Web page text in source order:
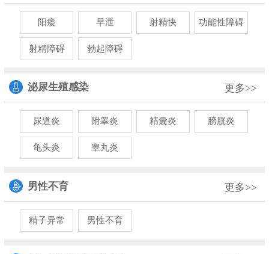
阳痿 早泄 射精快 功能性障碍
射精障碍 勃起障碍
泌尿生殖感染 更多>>
尿道炎 附睾炎 精囊炎 膀胱炎
龟头炎 睾丸炎
男性不育 更多>>
精子异常 男性不育